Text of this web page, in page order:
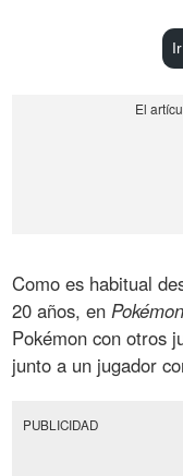
Como es habitual
20 años, en
Pokémon con otros
junto a un jugador
PUBLICIDAD